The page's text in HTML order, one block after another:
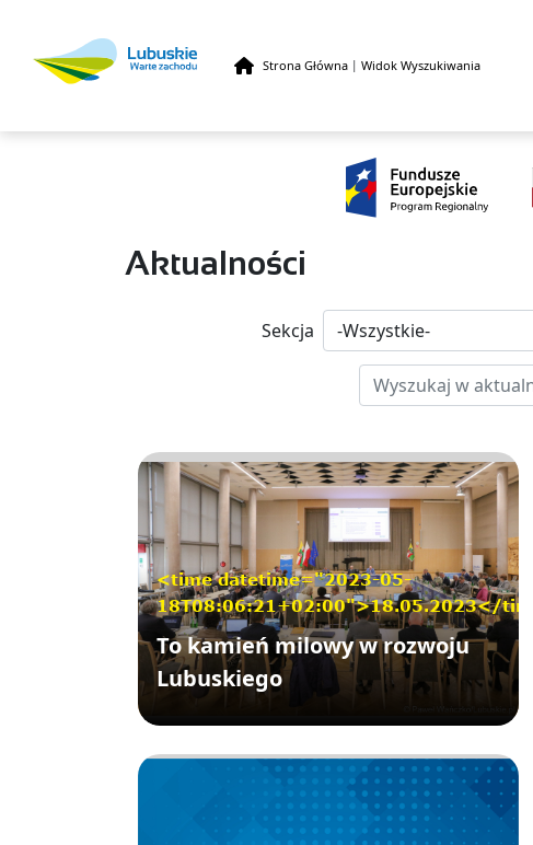
Strona Główna | Widok Wyszukiwania
Aktualności
Sekcja
<time datetime="2023-05-
18T08:06:21+02:00">18.05.2023</
To kamień milowy w rozwoju
Lubuskiego